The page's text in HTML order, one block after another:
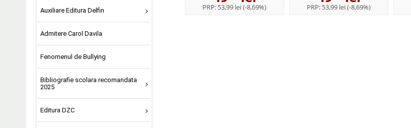
Auxiliare Editura Delfin
Admitere Carol Davila
Fenomenul de Bullying
Bibliografie scolara recomandata
2025
Editura DZC
PRP: 53,99 lei(-8,69%) PRP: 53,99 lei(-8,69%)